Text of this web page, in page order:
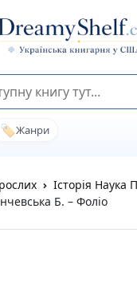
🏷️Жанри
Історія Наука
Б. – Фоліо